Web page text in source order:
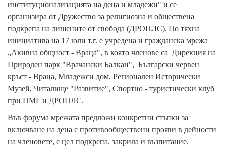
институционализацията на деца и младежи" и се
организира от Дружество за религиозна и обществена
подкрепа на лишените от свобода (ДРОПЛС). По тяхна
инициатива на 17 юли т.г. е учредена и гражданска мрежа
„Акивна общност - Враца", в която членове са Дирекция на
Природен парк "Врачански Балкан", Български червен
кръст - Враца, Младежси дом, Регионален Исторически
Музей, Читалище "Развитие", Спортно - туристически клуб
при ПМГ и ДРОПЛС.
Във форума мрежата предложи конкретни стъпки за
включване на деца с противообществени прояви в дейности
на членовете, с цел подкрепа, закрила и възпитание,